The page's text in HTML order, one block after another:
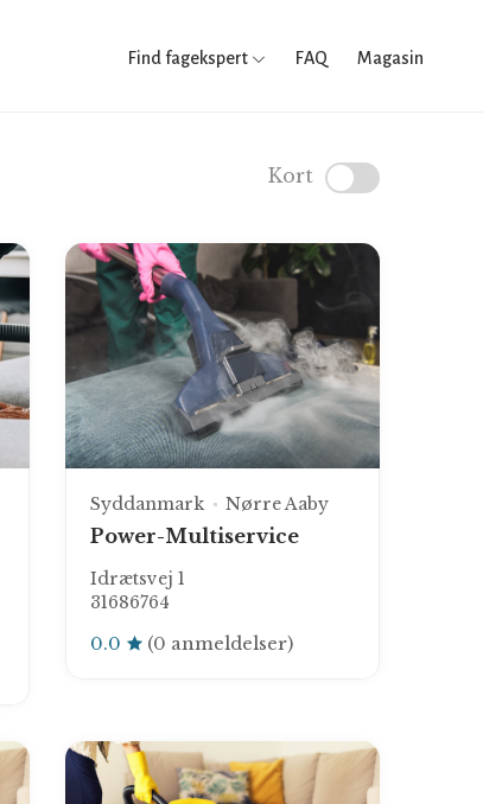
Find fagekspert FAQ Magasin
Kort
Syddanmark Nørre Aaby
Power-Multiservice
Idrætsvej 1
31686764
0.0 (0 anmeldelser)